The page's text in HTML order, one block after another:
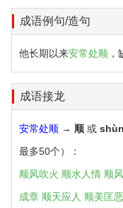
成语例句/造句
他长期以来安常处顺
成语接龙
安常处顺 → 顺 或 shùn
最多50个）：
顺风吹火 顺水人情 顺
成章 顺天应人 顺美匡恶